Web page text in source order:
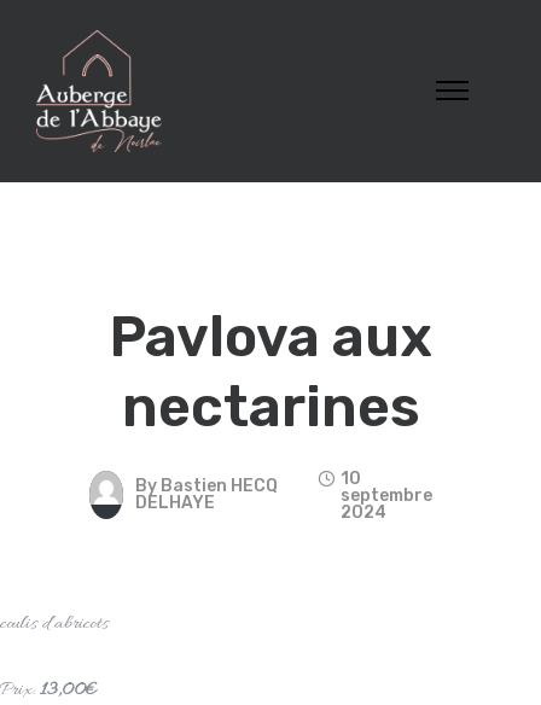
Pavlova aux
nectarines
By Bastien HECQ
DELHAYE
10
septembre
2024
coulis d’abricots
Prix:13,00€